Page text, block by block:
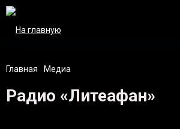
Главная Медиа
Радио «Литеафан»